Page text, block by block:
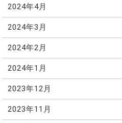
2024年4月
2024年3月
2024年2月
2024年1月
2023年12月
2023年11月